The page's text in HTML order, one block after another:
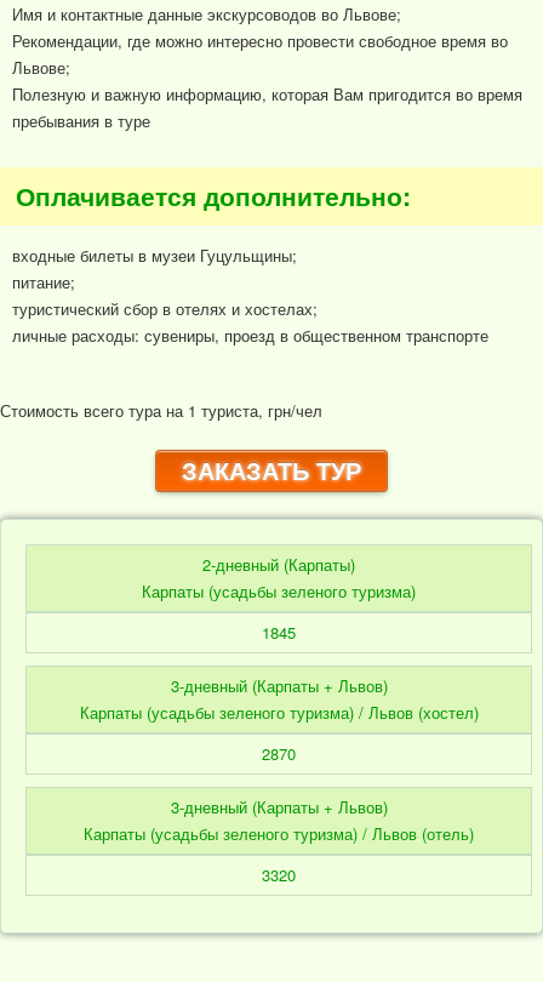
Имя и контактные данные экскурсоводов во Львове;
Рекомендации, где можно интересно провести свободное время во
Львове;
Полезную и важную информацию, которая Вам пригодится во время
пребывания в туре
Оплачивается дополнительно:
входные билеты в музеи Гуцульщины;
питание;
туристический сбор в отелях и хостелах;
личные расходы: сувениры, проезд в общественном транспорте
Стоимость всего тура на 1 туриста, грн/чел
ЗАКАЗАТЬ ТУР
2-дневный (Карпаты)
Карпаты (усадьбы зеленого туризма)
1845
3-дневный (Карпаты + Львов)
Карпаты (усадьбы зеленого туризма) / Львов (хостел)
2870
3-дневный (Карпаты + Львов)
Карпаты (усадьбы зеленого туризма) / Львов (отель)
3320